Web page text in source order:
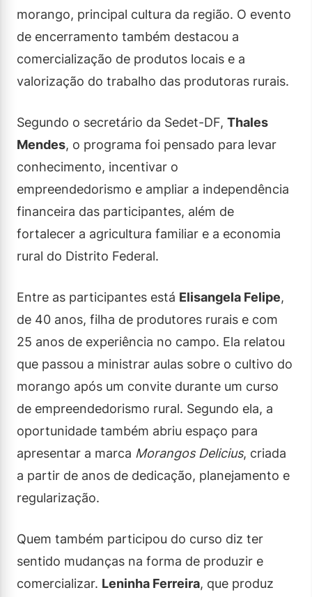
morango, principal cultura da região. O evento
de encerramento também destacou a
comercialização de produtos locais e a
valorização do trabalho das produtoras rurais.
Segundo o secretário da Sedet-DF, Thales
Mendes, o programa foi pensado para levar
conhecimento, incentivar o
empreendedorismo e ampliar a independência
financeira das participantes, além de
fortalecer a agricultura familiar e a economia
rural do Distrito Federal.
Entre as participantes está Elisangela Felipe,
de 40 anos, filha de produtores rurais e com
25 anos de experiência no campo. Ela relatou
que passou a ministrar aulas sobre o cultivo do
morango após um convite durante um curso
de empreendedorismo rural. Segundo ela, a
oportunidade também abriu espaço para
apresentar a marca Morangos Delicius, criada
a partir de anos de dedicação, planejamento e
regularização.
Quem também participou do curso diz ter
sentido mudanças na forma de produzir e
comercializar. Leninha Ferreira, que produz